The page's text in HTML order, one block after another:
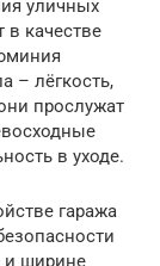
уличных
в качестве
– лёгкость,
прослужат
в уходе.
гаража
и ширине